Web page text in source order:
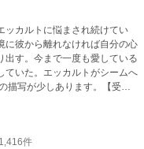
ッカルトに悩まされ続けてい
に彼から離れなければ自分の心
出す。今まで一度も愛している
ていた。エッカルトがシームへ
描写が少しあります。【受け
きやすい美少年受け】
件